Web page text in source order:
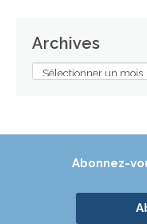
Archives
Abonnez-